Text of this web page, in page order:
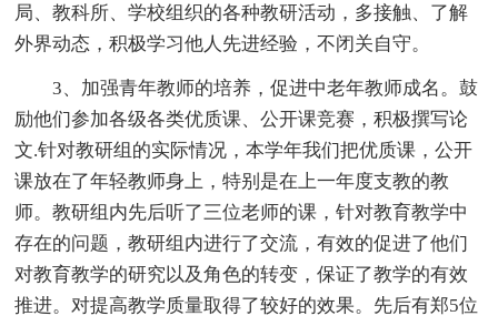
局、教科所、学校组织的各种教研活动，多接触、了解
外界动态，积极学习他人先进经验，不闭关自守。
3、加强青年教师的培养，促进中老年教师成名。鼓
励他们参加各级各类优质课、公开课竞赛，积极撰写论
文.针对教研组的实际情况，本学年我们把优质课，公开
课放在了年轻教师身上，特别是在上一年度支教的教
师。教研组内先后听了三位老师的课，针对教育教学中
存在的问题，教研组内进行了交流，有效的促进了他们
对教育教学的研究以及角色的转变，保证了教学的有效
推进。对提高教学质量取得了较好的效果。先后有郑5位